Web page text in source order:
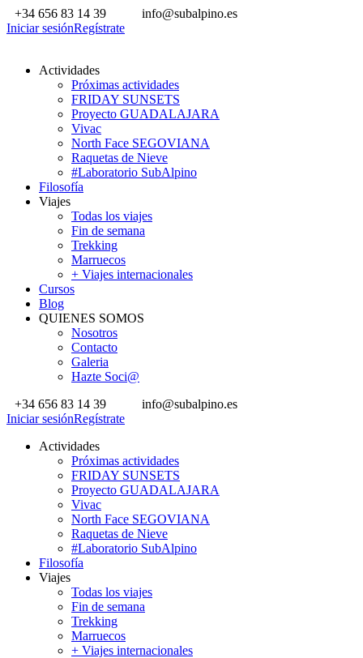
+34 656 83 14 39
info@subalpino.es
Iniciar sesiónRegístrate
Actividades
Próximas actividades
FRIDAY SUNSETS
Proyecto GUADALAJARA
Vivac
North Face SEGOVIANA
Raquetas de Nieve
#Laboratorio SubAlpino
Filosofía
Viajes
Todas los viajes
Fin de semana
Trekking
Marruecos
+ Viajes internacionales
Cursos
Blog
QUIENES SOMOS
Nosotros
Contacto
Galeria
Hazte Soci@
+34 656 83 14 39
info@subalpino.es
Iniciar sesiónRegístrate
Actividades
Próximas actividades
FRIDAY SUNSETS
Proyecto GUADALAJARA
Vivac
North Face SEGOVIANA
Raquetas de Nieve
#Laboratorio SubAlpino
Filosofía
Viajes
Todas los viajes
Fin de semana
Trekking
Marruecos
+ Viajes internacionales